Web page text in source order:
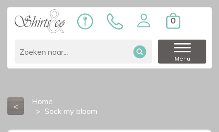
0
Menu
<
Home
Sock my bloom